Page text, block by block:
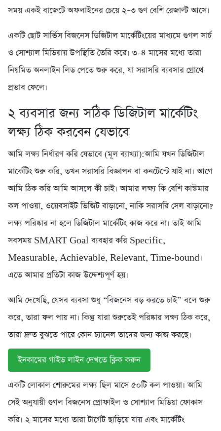
সময় একই বাজেটে অফলাইনের চেয়ে ২–৩ গুণ বেশি রেজাল্ট আসে।
একটি ছোট সার্ভিস বিজনেস ডিজিটাল মার্কেটিংয়ের মাধ্যমে গুগল সার্চ
ও সোশ্যাল মিডিয়ায় উপস্থিতি তৈরি করে। ৩–৪ মাসের মধ্যে তারা
নিয়মিত অনলাইন লিড পেতে শুরু করে, যা সরাসরি ব্যবসার গ্রোথে
প্রভাব ফেলে।
২️ ব্যবসার জন্য সঠিক ডিজিটাল মার্কেটিং
লক্ষ্য ঠিক করবেন যেভাবে
আমি লক্ষ্য নির্ধারণ করি যেভাবে (মূল ব্যাখ্যা):আমি যখন ডিজিটাল
মার্কেটিং শুরু করি, তখন সরাসরি বিজ্ঞাপন বা কনটেন্টে যাই না। আগে
আমি ঠিক করি আমি আসলে কী চাই। আমার লক্ষ্য কি বেশি কাস্টমার
কল পাওয়া, ওয়েবসাইট ভিজিট বাড়ানো, নাকি সরাসরি সেল বাড়ানো?
লক্ষ্য পরিষ্কার না হলে ডিজিটাল মার্কেটিং কাজ করে না। তাই আমি
সবসময় SMART Goal ব্যবহার করি Specific,
Measurable, Achievable, Relevant, Time-bound।
এতে আমার প্রতিটা কাজ উদ্দেশ্যপূর্ণ হয়।
আমি দেখেছি, যেসব ব্যবসা শুধু “বিজনেস বড় করতে চাই” বলে শুরু
করে, তারা ফল পায় না। কিন্তু যারা শুরুতেই পরিষ্কার লক্ষ্য ঠিক করে,
তারা দ্রুত বুঝতে পারে কোন চ্যানেল তাদের জন্য কাজ করছে।
ইনকামের গাইড লাইন দেখতে ক্লিক করুন
একটি লোকাল শোরুমের লক্ষ্য ছিল মাসে ৫০টি কল পাওয়া। আমি
সেই অনুযায়ী গুগল বিজনেস প্রোফাইল ও সোশ্যাল মিডিয়া ফোকাস
করি। ২ মাসের মধ্যে তারা টার্গেট ছাড়িয়ে যায় এবং মার্কেটিং